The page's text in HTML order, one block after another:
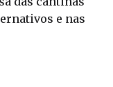
e nas